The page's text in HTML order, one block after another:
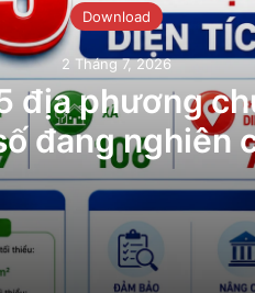
Download
2 Tháng 7, 2026
địa phương
đang nghiên
năm 2026